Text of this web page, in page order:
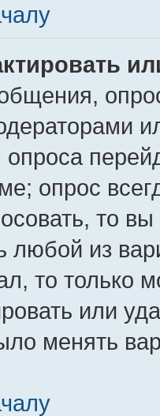
опроса
опрос
то
любой из
то только
или
менять